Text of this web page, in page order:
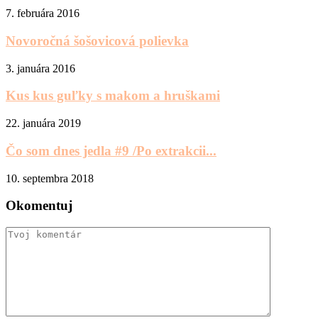
7. februára 2016
Novoročná šošovicová polievka
3. januára 2016
Kus kus guľky s makom a hruškami
22. januára 2019
Čo som dnes jedla #9 /Po extrakcii...
10. septembra 2018
Okomentuj